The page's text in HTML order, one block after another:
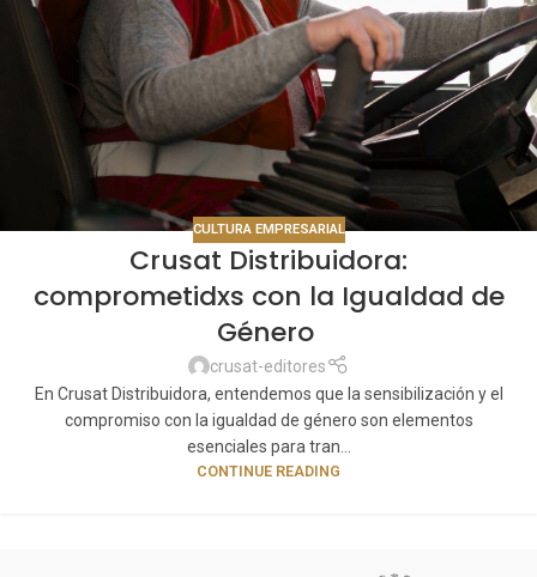
CULTURA EMPRESARIAL
Crusat Distribuidora:
comprometidxs con la Igualdad de
Género
crusat-editores
En Crusat Distribuidora, entendemos que la sensibilización y el
compromiso con la igualdad de género son elementos
esenciales para tran...
CONTINUE READING